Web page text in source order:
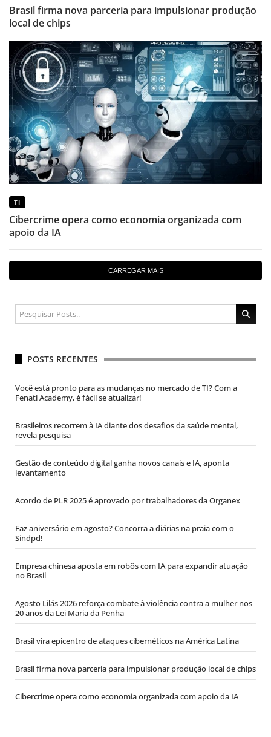
Brasil firma nova parceria para impulsionar produção
local de chips
TI
Cibercrime opera como economia organizada com
apoio da IA
CARREGAR MAIS
POSTS RECENTES
Você está pronto para as mudanças no mercado de TI? Com a
Fenati Academy, é fácil se atualizar!
Brasileiros recorrem à IA diante dos desafios da saúde mental,
revela pesquisa
Gestão de conteúdo digital ganha novos canais e IA, aponta
levantamento
Acordo de PLR 2025 é aprovado por trabalhadores da Organex
Faz aniversário em agosto? Concorra a diárias na praia com o
Sindpd!
Empresa chinesa aposta em robôs com IA para expandir atuação
no Brasil
Agosto Lilás 2026 reforça combate à violência contra a mulher nos
20 anos da Lei Maria da Penha
Brasil vira epicentro de ataques cibernéticos na América Latina
Brasil firma nova parceria para impulsionar produção local de chips
Cibercrime opera como economia organizada com apoio da IA